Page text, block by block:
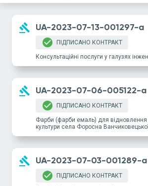
gavel UA-2023-07-13-001297-a
check_circle ПІДПИСАНО КОНТРАКТ
Консультаційні послуги у галузях
gavel UA-2023-07-06-005122-a
check_circle ПІДПИСАНО КОНТРАКТ
Фарби (фарби емаль) для відновлення
культури села Форосна
gavel UA-2023-07-03-001289-a
check_circle ПІДПИСАНО КОНТРАКТ